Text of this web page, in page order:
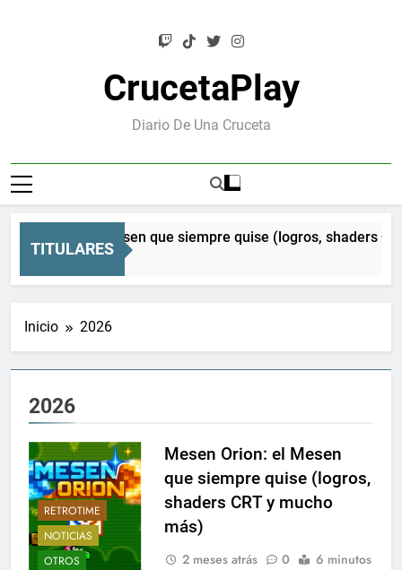
CrucetaPlay
Diario De Una Cruceta
TITULARES
Orion: el Mesen que siempre quise (logros, shaders CRT y
Inicio 2026
2026
RETROTIME
NOTICIAS
OTROS
Mesen Orion: el Mesen
que siempre quise (logros,
shaders CRT y mucho
más)
2 meses atrás 0 6 minutos